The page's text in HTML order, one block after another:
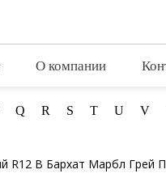
О компании
Q R S T U V
R12 B Бархат Марбл Грей